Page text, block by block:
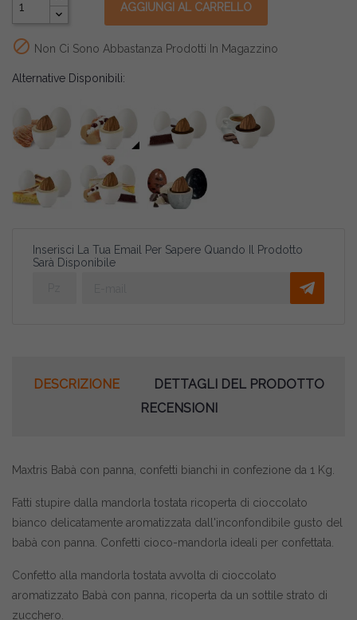
AGGIUNGI AL CARRELLO
 Non Ci Sono Abbastanza Prodotti In Magazzino
Alternative Disponibili:
Inserisci La Tua Email Per Sapere Quando Il Prodotto
Sarà Disponibile
DESCRIZIONE
DETTAGLI DEL PRODOTTO
RECENSIONI
Maxtris Babà con panna, confetti bianchi in confezione da 1 Kg.
Fatti stupire dalla mandorla tostata ricoperta di cioccolato
bianco delicatamente aromatizzata dall'inconfondibile gusto del
babà con panna. Confetti cioco-mandorla ideali per confettata.
Confetto alla mandorla tostata avvolta di cioccolato
aromatizzato Babà con panna, ricoperta da un sottile strato di
zucchero.